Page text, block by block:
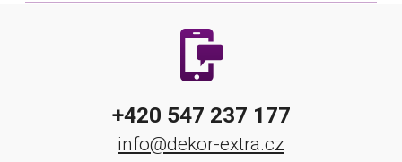
+420 547 237 177
info@dekor-extra.cz